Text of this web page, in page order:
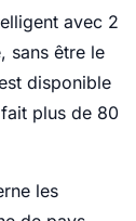
avec 2
sans être le
disponible
plus de 80
les